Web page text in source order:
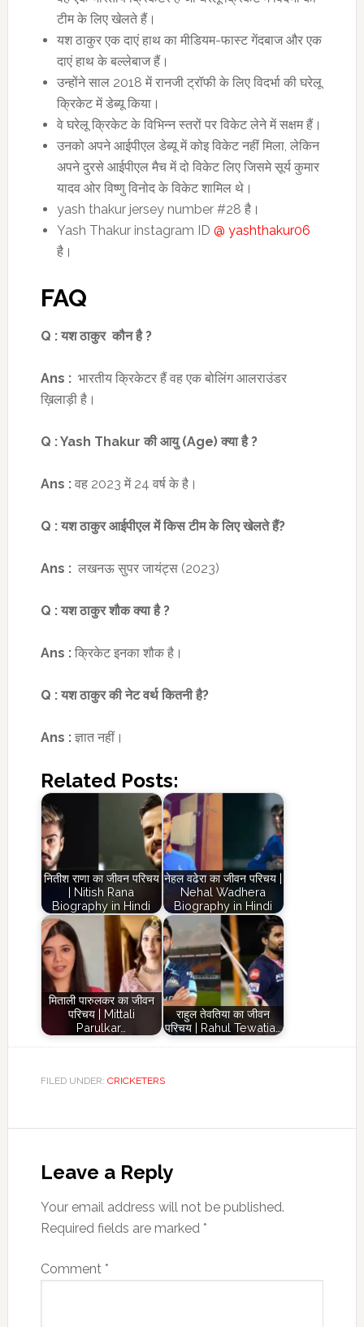
टीम के लिए खेलते हैं।
यश ठाकुर एक दाएं हाथ का मीडियम-फास्ट गेंदबाज और एक
दाएं हाथ के बल्लेबाज हैं।
उन्होंने साल 2018 में रानजी ट्रॉफी के लिए विदर्भा की घरेलू
क्रिकेट में डेब्यू किया।
वे घरेलू क्रिकेट के विभिन्न स्तरों पर विकेट लेने में सक्षम हैं।
उनको अपने आईपीएल डेब्यू में कोइ विकेट नहीं मिला, लेकिन
अपने दुरसे आईपीएल मैच में दो विकेट लिए जिसमे सूर्य कुमार
यादव ओर विष्णु विनोद के विकेट शामिल थे।
yash thakur jersey number #28 है।
Yash Thakur instagram ID @ yashthakur06
है।
FAQ
Q :यश ठाकुर कौन है ?
Ans :भारतीय क्रिकेटर हैं वह एक बोलिंग आलराउंडर
ख़िलाड़ी है।
Q :Yash Thakurकी आयु (Age)क्या है ?
Ans :वह 2023 में 24 वर्ष के है।
Q :यश ठाकुर आईपीएल में किस टीम के लिए खेलते हैं?
Ans :लखनऊ सुपर जायंट्स (2023)
Q :यश ठाकुर शौक क्या है ?
Ans :क्रिकेट इनका शौक है।
Q :यश ठाकुर की नेट वर्थ कितनी है?
Ans :ज्ञात नहीं।
Related Posts:
नितीश राणा का जीवन परिचय
| Nitish Rana
Biography in Hindi
नेहल वढेरा का जीवन परिचय |
Nehal Wadhera
Biography in Hindi
मिताली पारुलकर का जीवन
परिचय | Mittali
Parulkar…
राहुल तेवतिया का जीवन
परिचय | Rahul Tewatia…
FILED UNDER: CRICKETERS
Interactions
Leave a Reply
Your email address will not be published.
Required fields are marked *
Comment *